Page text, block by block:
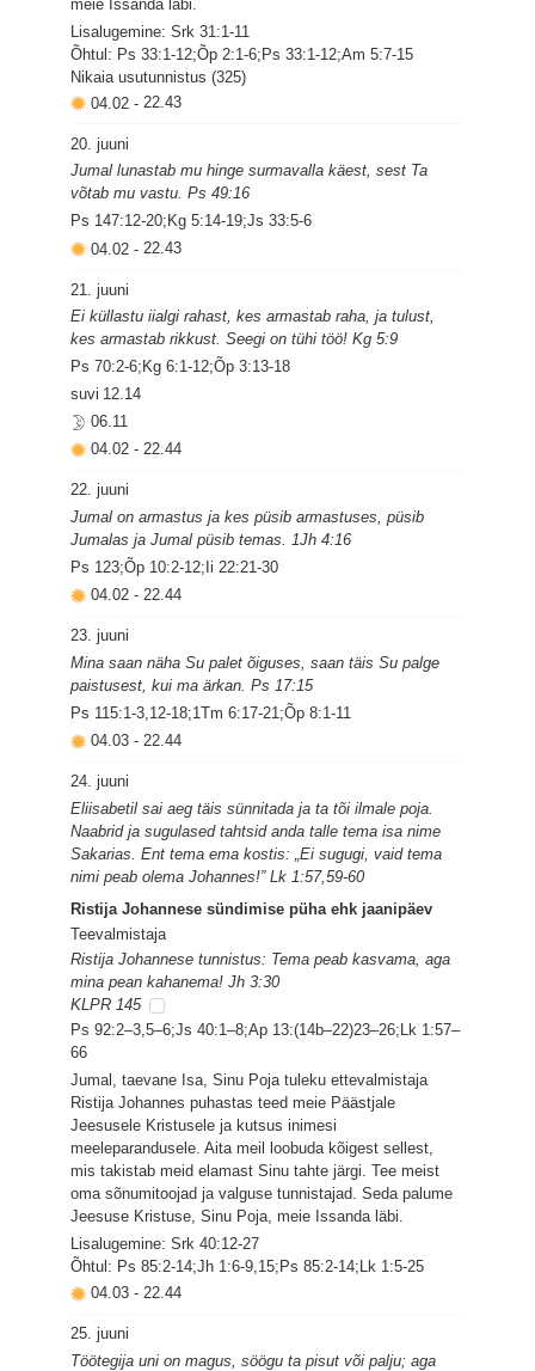
meie Issanda läbi.
Lisalugemine: Srk 31:1-11
Õhtul: Ps 33:1-12;Õp 2:1-6;Ps 33:1-12;Am 5:7-15
Nikaia usutunnistus (325)
04.02-22.43
20. juuni
Jumal lunastab mu hinge surmavalla käest, sest Ta
võtab mu vastu. Ps 49:16
Ps 147:12-20;Kg 5:14-19;Js 33:5-6
04.02-22.43
21. juuni
Ei küllastu iialgi rahast, kes armastab raha, ja tulust,
kes armastab rikkust. Seegi on tühi töö! Kg 5:9
Ps 70:2-6;Kg 6:1-12;Õp 3:13-18
suvi 12.14
06.11
04.02- 22.44
22. juuni
Jumal on armastus ja kes püsib armastuses, püsib
Jumalas ja Jumal püsib temas. 1Jh 4:16
Ps 123;Õp 10:2-12;Ii 22:21-30
04.02- 22.44
23. juuni
Mina saan näha Su palet õiguses, saan täis Su palge
paistusest, kui ma ärkan. Ps 17:15
Ps 115:1-3,12-18;1Tm 6:17-21;Õp 8:1-11
04.03- 22.44
24. juuni
Eliisabetil sai aeg täis sünnitada ja ta tõi ilmale poja.
Naabrid ja sugulased tahtsid anda talle tema isa nime
Sakarias. Ent tema ema kostis: „Ei sugugi, vaid tema
nimi peab olema Johannes!” Lk 1:57,59-60
Ristija Johannese sündimise püha ehk jaanipäev
Teevalmistaja
Ristija Johannese tunnistus: Tema peab kasvama, aga
mina pean kahanema! Jh 3:30
KLPR 145
Ps 92:2–3,5–6;Js 40:1–8;Ap 13:(14b–22)23–26;Lk 1:57–
66
Jumal, taevane Isa, Sinu Poja tuleku ettevalmistaja
Ristija Johannes puhastas teed meie Päästjale
Jeesusele Kristusele ja kutsus inimesi
meeleparandusele. Aita meil loobuda kõigest sellest,
mis takistab meid elamast Sinu tahte järgi. Tee meist
oma sõnumitoojad ja valguse tunnistajad. Seda palume
Jeesuse Kristuse, Sinu Poja, meie Issanda läbi.
Lisalugemine: Srk 40:12-27
Õhtul: Ps 85:2-14;Jh 1:6-9,15;Ps 85:2-14;Lk 1:5-25
04.03- 22.44
25. juuni
Töötegija uni on magus, söögu ta pisut või palju; aga